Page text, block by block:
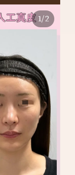
1/2